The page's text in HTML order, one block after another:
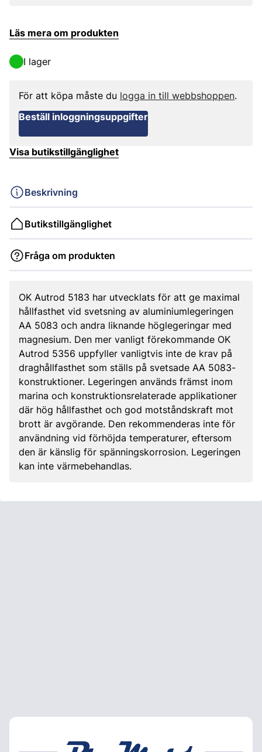
Läs mera om produkten
I lager
För att köpa måste du logga in till webbshoppen.
Beställ inloggningsuppgifter
Visa butikstillgänglighet
Beskrivning
Butikstillgänglighet
Fråga om produkten
OK Autrod 5183 har utvecklats för att ge maximal
hållfasthet vid svetsning av aluminiumlegeringen
AA 5083 och andra liknande höglegeringar med
magnesium. Den mer vanligt förekommande OK
Autrod 5356 uppfyller vanligtvis inte de krav på
draghållfasthet som ställs på svetsade AA 5083-
konstruktioner. Legeringen används främst inom
marina och konstruktionsrelaterade applikationer
där hög hållfasthet och god motståndskraft mot
brott är avgörande. Den rekommenderas inte för
användning vid förhöjda temperaturer, eftersom
den är känslig för spänningskorrosion. Legeringen
kan inte värmebehandlas.